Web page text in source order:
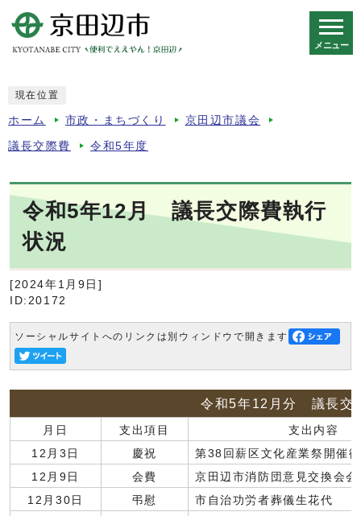
メニュー
現在位置
ホーム 市政・まちづくり 京田辺市議会
議長交際費 令和5年度
令和5年12月 議長交際費執行
状況
[2024年1月9日]
ID:20172
ソーシャルサイトへのリンクは別ウィンドウで開きます
令和5年12月分 議長交
月日 支出項目
支出内容
12月3日
慶祝
第38回薪区文化産業祭開催
12月9日
会費
京田辺市消防団意見交換会会
12月30日
弔慰
市自治功労者葬儀生花代